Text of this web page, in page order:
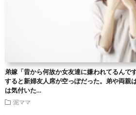
弟嫁「昔から何故か女友達に嫌われてるんで
すると新婦友人席が空っぽだった。弟や両親
は気付いた…
泥ママ